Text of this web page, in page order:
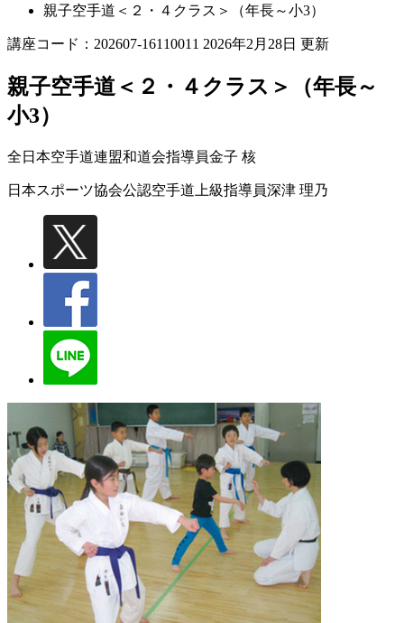
親子空手道＜２・４クラス＞（年長～小3）
講座コード：202607-16110011 2026年2月28日 更新
親子空手道＜２・４クラス＞（年長～
小3）
全日本空手道連盟和道会指導員金子 核
日本スポーツ協会公認空手道上級指導員深津 理乃